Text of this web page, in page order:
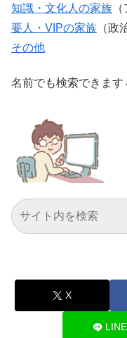
知識・文化人の家族
要人・VIPの家族 （政
その他
名前でも検索できま
X
LINE